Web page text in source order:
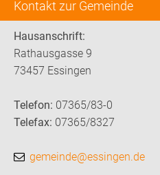
Kontakt zur Gemeinde
Hausanschrift:
Rathausgasse 9
73457 Essingen
Telefon: 07365/83-0
Telefax: 07365/8327
gemeinde@essingen.de